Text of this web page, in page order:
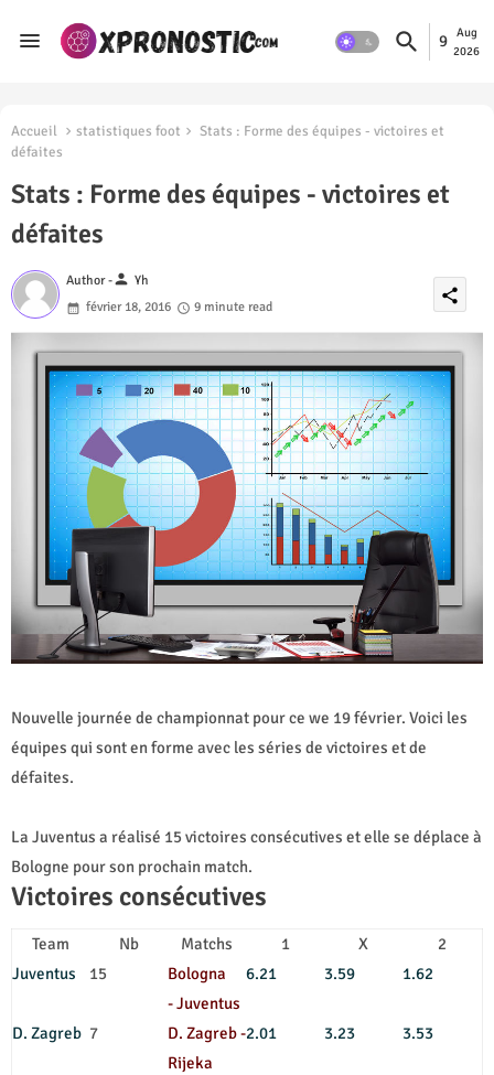
9
Aug
2026
Accueil statistiques foot
Stats : Forme des équipes - victoires et
défaites
Stats : Forme des équipes - victoires et
défaites
Author -person Yh
février 18, 2016
9 minute read
share
Nouvelle journée de championnat pour ce we 19 février. Voici les
équipes qui sont en forme avec les séries de victoires et de
défaites.
La Juventus a réalisé 15 victoires consécutives et elle se déplace à
Bologne pour son prochain match.
Victoires consécutives
Team Nb Matchs 1 X
2
Juventus
15
Bologna
- Juventus
6.21 3.59 1.62
D. Zagreb 7
D. Zagreb -
Rijeka
2.01 3.23 3.53